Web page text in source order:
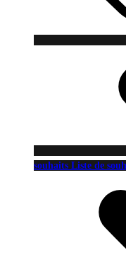
souhaits Liste de